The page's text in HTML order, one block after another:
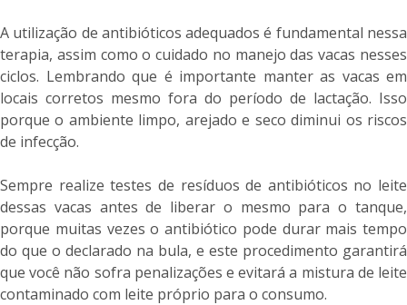
A utilização de antibióticos adequados é fundamental nessa
terapia, assim como o cuidado no manejo das vacas nesses
ciclos. Lembrando que é importante manter as vacas em
locais corretos mesmo fora do período de lactação. Isso
porque o ambiente limpo, arejado e seco diminui os riscos
de infecção.
Sempre realize testes de resíduos de antibióticos no leite
dessas vacas antes de liberar o mesmo para o tanque,
porque muitas vezes o antibiótico pode durar mais tempo
do que o declarado na bula, e este procedimento garantirá
que você não sofra penalizações e evitará a mistura de leite
contaminado com leite próprio para o consumo.